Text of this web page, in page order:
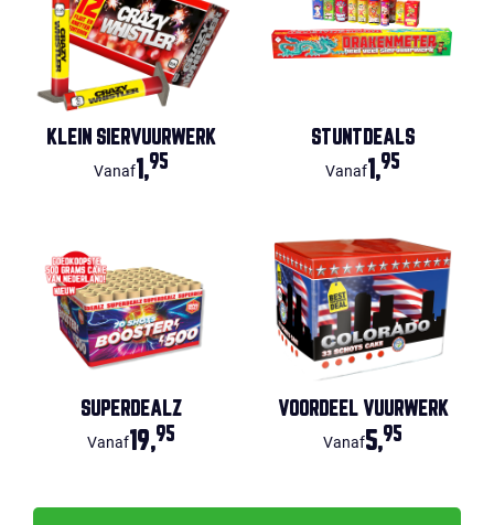
KLEIN SIERVUURWERK
Vanaf1,95
STUNTDEALS
Vanaf1,95
SUPERDEALZ
Vanaf19,95
VOORDEEL VUURWERK
Vanaf5,95